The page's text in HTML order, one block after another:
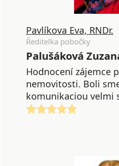
Pavlíkova Eva, RNDr.
Ředitelka pobočky
Palušáková
Hodnocení zájemce
nemovitosti. Boli
komunikaciou velmi